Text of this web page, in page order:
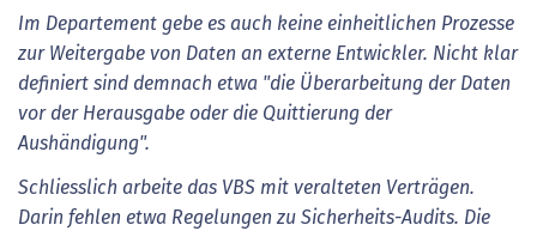
Im Departement gebe es auch keine einheitlichen Prozesse
zur Weitergabe von Daten an externe Entwickler. Nicht klar
definiert sind demnach etwa "die Überarbeitung der Daten
vor der Herausgabe oder die Quittierung der
Aushändigung".
Schliesslich arbeite das VBS mit veralteten Verträgen.
Darin fehlen etwa Regelungen zu Sicherheits-Audits. Die